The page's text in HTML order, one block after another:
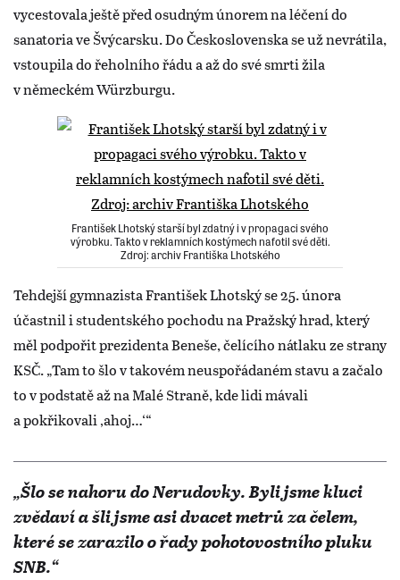
vycestovala ještě před osudným únorem na léčení do
sanatoria ve Švýcarsku. Do Československa se už nevrátila,
vstoupila do řeholního řádu a až do své smrti žila
v německém Würzburgu.
František Lhotský starší byl zdatný i v propagaci svého
výrobku. Takto v reklamních kostýmech nafotil své děti.
Zdroj: archiv Františka Lhotského
Tehdejší gymnazista František Lhotský se 25. února
účastnil i studentského pochodu na Pražský hrad, který
měl podpořit prezidenta Beneše, čelícího nátlaku ze strany
KSČ. „Tam to šlo v takovém neuspořádaném stavu a začalo
to v podstatě až na Malé Straně, kde lidi mávali
a pokřikovali ‚ahoj…‘“
„Šlo se nahoru do Nerudovky. Byli jsme kluci
zvědaví a šli jsme asi dvacet metrů za čelem,
které se zarazilo o řady pohotovostního pluku
SNB.“